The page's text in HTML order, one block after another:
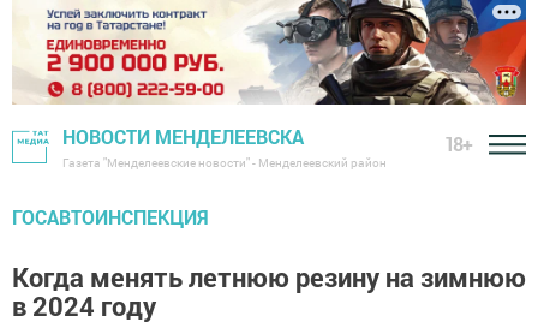
НОВОСТИ МЕНДЕЛЕЕВСКА
Газета "Менделеевские новости" - Менделеевский район
18+
ГОСАВТОИНСПЕКЦИЯ
Когда менять летнюю резину на зимнюю
в 2024 году